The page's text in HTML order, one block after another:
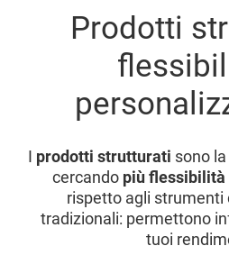
Prodotti
I prodotti strutturati sono
cercando più flessibilità
rispetto agli
tradizionali: permettono
tuoi